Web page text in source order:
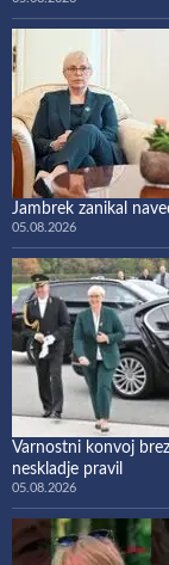
Jambrek zanikal
05.08.2026
Varnostni konvoj
neskladje pravil
05.08.2026